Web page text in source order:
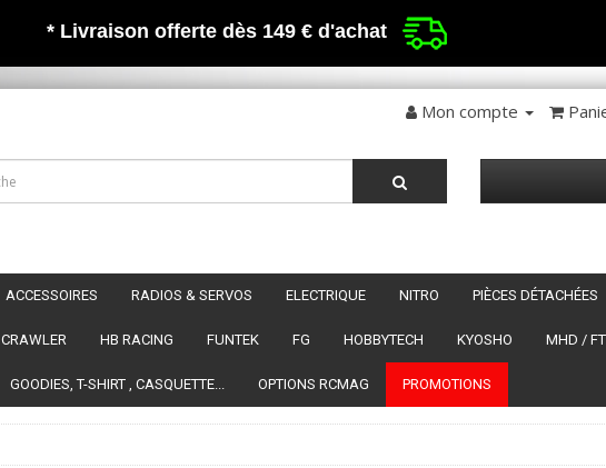
* Livraison offerte dès 149 € d'achat
Mon compte
ACCESSOIRES RADIOS & SERVOS ELECTRIQUE NITRO PIÈCES DÉTACHÉES
CRAWLER HB RACING FUNTEK FG HOBBYTECH KYOSHO MHD /
GOODIES, T-SHIRT , CASQUETTE... OPTIONS RCMAG PROMOTIONS